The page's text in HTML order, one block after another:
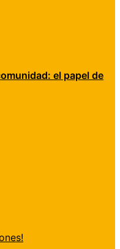
el papel de